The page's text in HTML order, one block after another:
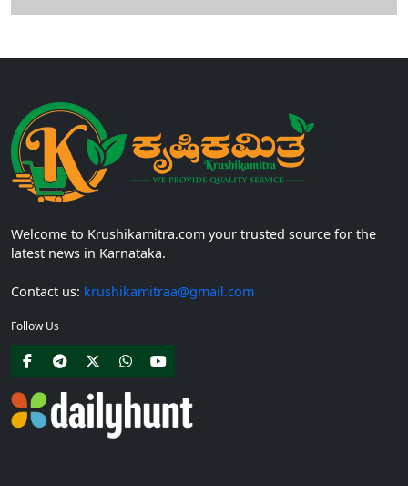
Welcome to Krushikamitra.com your trusted source for the
latest news in Karnataka.
Contact us: krushikamitraa@gmail.com
Follow Us